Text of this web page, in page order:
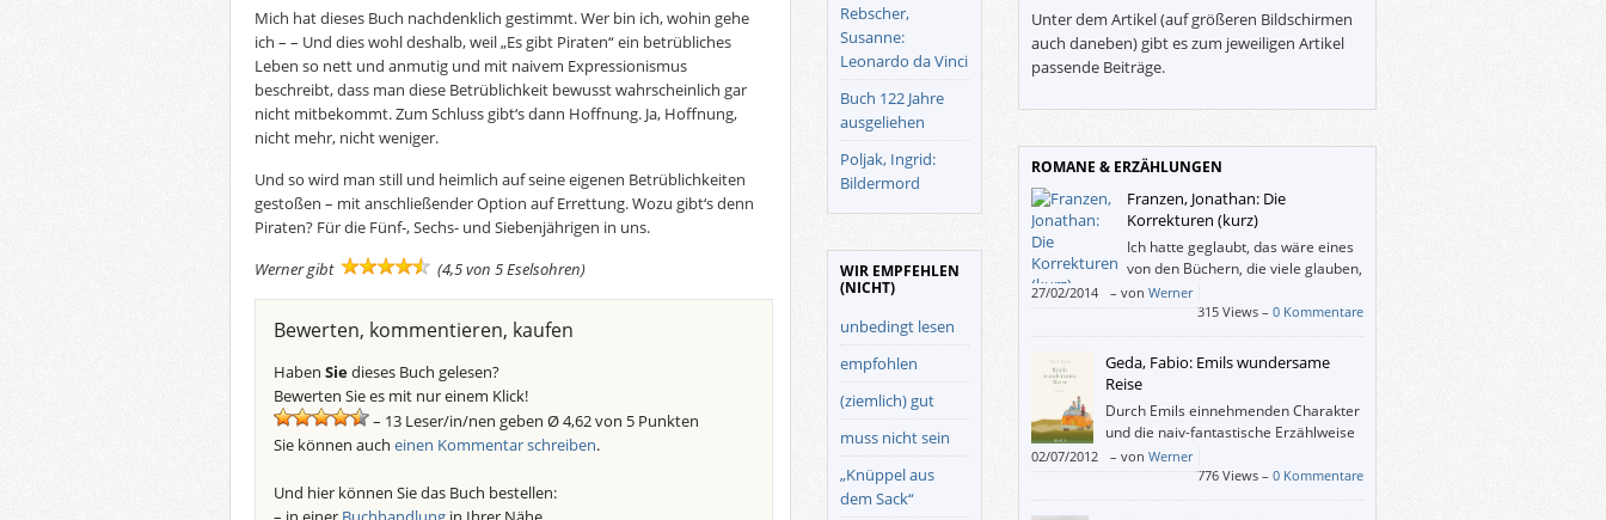
Mich hat dieses Buch nachdenklich gestimmt. Wer bin ich, wohin gehe
ich – – Und dies wohl deshalb, weil „Es gibt Piraten“ ein betrübliches
Leben so nett und anmutig und mit naivem Expressionismus
beschreibt, dass man diese Betrüblichkeit bewusst wahrscheinlich gar
nicht mitbekommt. Zum Schluss gibt‘s dann Hoffnung. Ja, Hoffnung,
nicht mehr, nicht weniger.
Und so wird man still und heimlich auf seine eigenen Betrüblichkeiten
gestoßen – mit anschließender Option auf Errettung. Wozu gibt‘s denn
Piraten? Für die Fünf-, Sechs- und Siebenjährigen in uns.
Werner gibt
(4,5 von 5 Eselsohren)
Bewerten, kommentieren, kaufen
Haben Siedieses Buch gelesen?
Bewerten Sie es mit nur einem Klick!
– 13 Leser/in/nen geben Ø 4,62 von 5 Punkten
Sie können auch einen Kommentar schreiben.
Und hier können Sie das Buch bestellen:
Rebscher,
Susanne:
Leonardo da Vinci
Buch 122 Jahre
ausgeliehen
Poljak, Ingrid:
Bildermord
WIR EMPFEHLEN
(NICHT)
unbedingt lesen
empfohlen
(ziemlich) gut
muss nicht sein
„Knüppel aus
dem Sack“
Unter dem Artikel (auf größeren Bildschirmen
auch daneben) gibt es zum jeweiligen Artikel
passende Beiträge.
ROMANE & ERZÄHLUNGEN
Franzen, Jonathan: Die
Korrekturen (kurz)
Ich hatte geglaubt, das wäre eines
von den Büchern, die viele glauben,
kaufen zu müssen, und dann relativ
ungelesen ins Regal stellen. Aber „Die
Korrekturen“ sind vergnügliche Kunst,
anspruchsvoll und zugänglich.
27/02/2014 – von Werner
315 Views – 0 Kommentare
Geda, Fabio: Emils wundersame
Reise
Durch Emils einnehmenden Charakter
und die naiv-fantastische Erzählweise
ist „Emils wundersame Reise“ ein
schlicht und ergreifend schönes Buch, das gewiss
mehr zum Verständnis von Flüchtlingen beiträgt
02/07/2012 – von Werner
776 Views – 0 Kommentare